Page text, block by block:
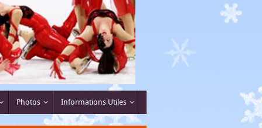
Photos Informations Utiles